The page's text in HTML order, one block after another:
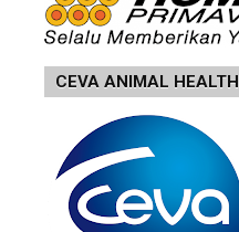
CEVA ANIMAL HEALTH